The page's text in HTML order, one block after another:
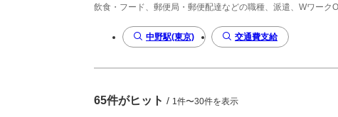
飲食・フード、郵便局・郵便配達などの職種、派遣、Wワーク
中野駅(東京) 交通費支給
65件がヒット / 1件〜30件を表示